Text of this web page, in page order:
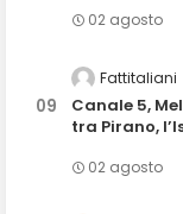
02 agosto
Fattitaliani
Canale 5,
tra Pirano,
02 agosto